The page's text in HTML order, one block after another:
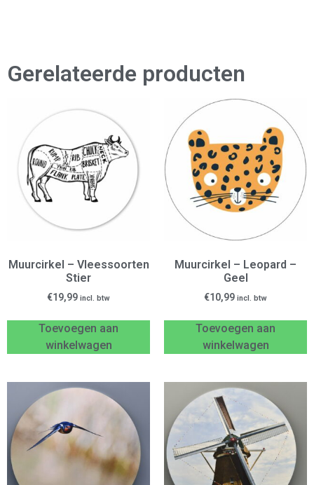
Gerelateerde producten
Muurcirkel – Vleessoorten
Stier
€19,99 incl. btw
Toevoegen aan
winkelwagen
Muurcirkel – Leopard –
Geel
€10,99 incl. btw
Toevoegen aan
winkelwagen